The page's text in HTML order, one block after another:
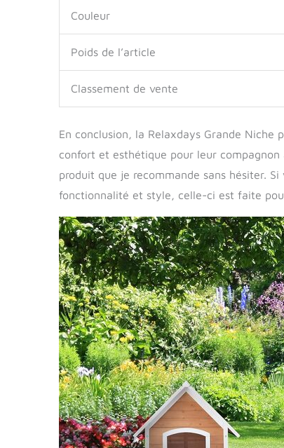
Couleur
Poids de l’article
Classement de vente
En conclusion, la Relaxdays Grande
confort et esthétique pour leur
produit que je recommande sans hésiter.
fonctionnalité et style, celle-ci est faite